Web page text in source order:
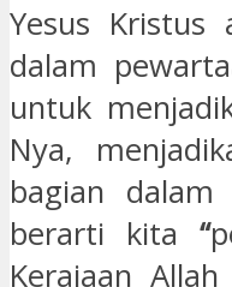
Yesus
dalam
untuk
Nya,
bagian
berarti kita “
Kerajaan